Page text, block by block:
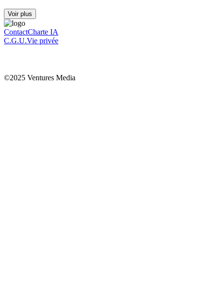
Voir plus
ContactCharte IA
C.G.U.Vie privée
©2025 Ventures Media